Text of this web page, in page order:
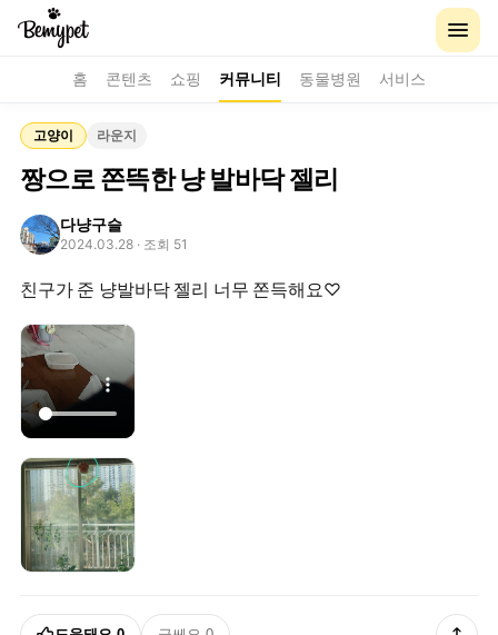
홈 콘텐츠 쇼핑 커뮤니티 동물병원 서비스
고양이 라운지
짱으로 쫀뜩한 냥 발바닥 젤리
다냥구슬
2024.03.28 · 조회 51
친구가 준 냥발바닥 젤리 너무 쫀득해요♡